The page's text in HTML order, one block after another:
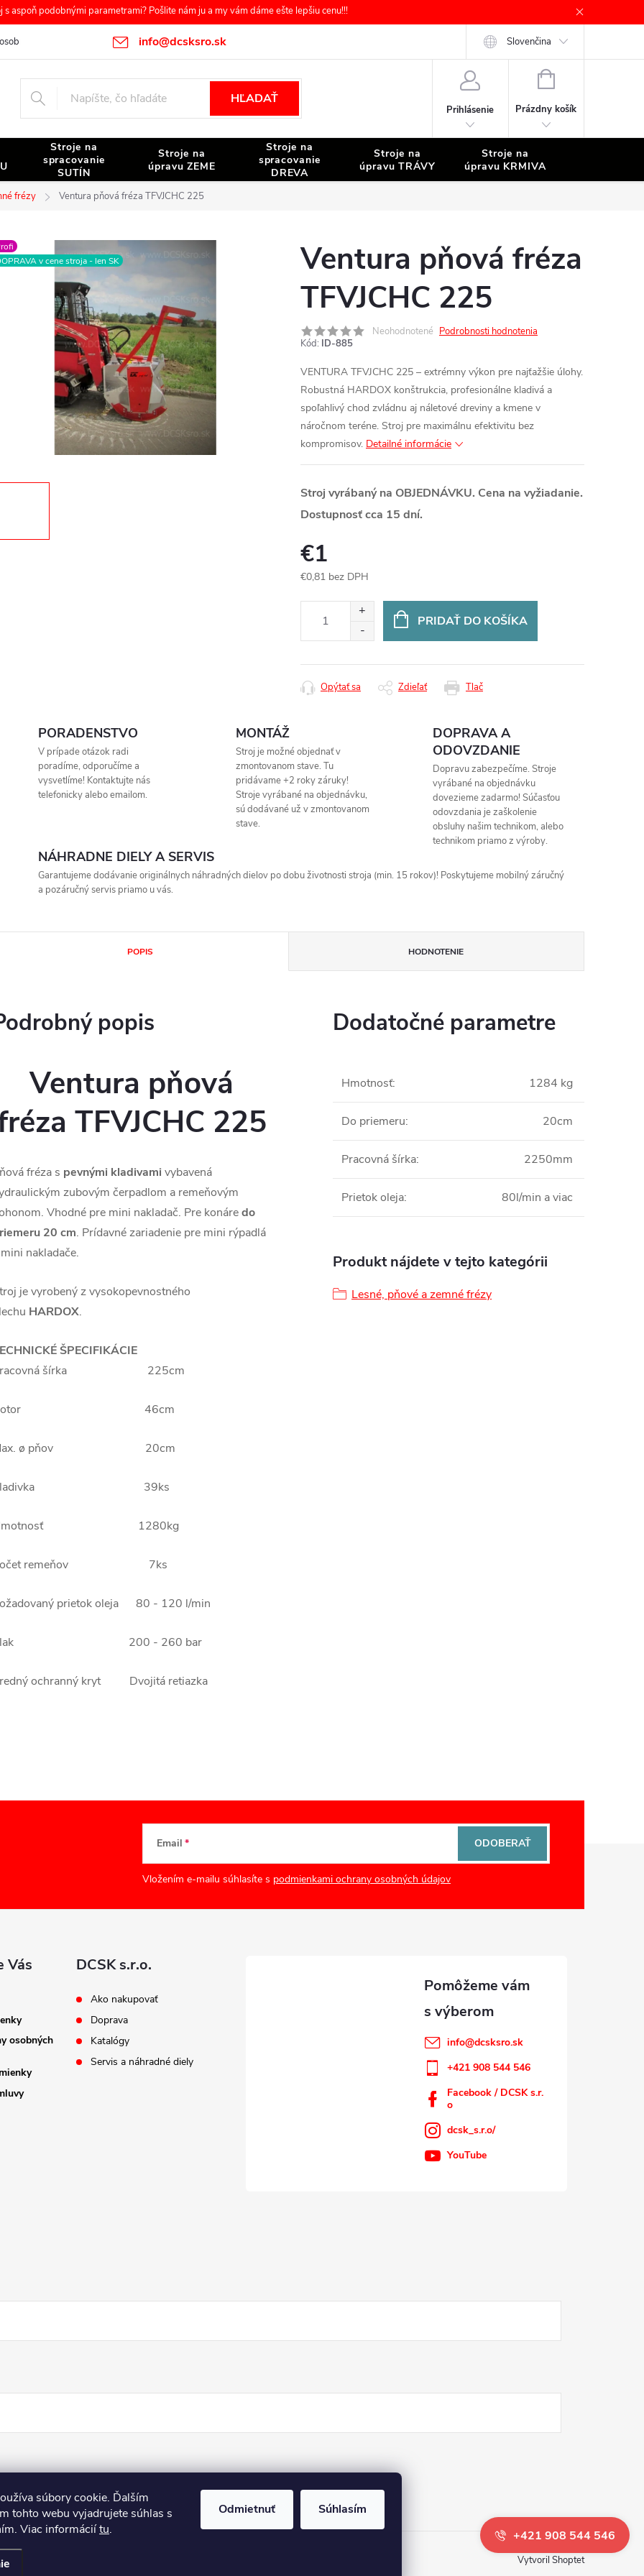
súbory cookie. Ďalším
tohto webu vyjadrujete súhlas s
Viac informáciítu.
Odmietnuť Súhlasím
s aspoň podobnými parametrami? Pošlite nám ju a my vám dáme ešte lepšiu cenu!!!
info@dcsksro.sk
údajov Reklamačné podmienky Odstúpenie od zmluvy Slovenčina
HĽADAŤ
Prihlásenie
NÁKUPNÝ
Prázdny košík
Stroje na
spracovanie
SUTÍN
Stroje na
úpravu ZEME
Stroje na
spracovanie
DREVA
Stroje na
úpravu TRÁVY
Stroje na
úpravu KRMIVA
frézy Ventura pňová fréza TFVJCHC 225
v cene stroja - len SK
Ventura pňová fréza
TFVJCHC 225
Neohodnotené Podrobnosti hodnotenia
Kód: ID-885
VENTURA TFVJCHC 225 – extrémny výkon pre najťažšie úlohy.
Robustná HARDOX konštrukcia, profesionálne kladivá a
spoľahlivý chod zvládnu aj náletové dreviny a kmene v
náročnom teréne. Stroj pre maximálnu efektivitu bez
kompromisov. Detailné informácie
Stroj vyrábaný na OBJEDNÁVKU. Cena na vyžiadanie.
Dostupnosť cca 15 dní.
€1
€0,81 bez DPH
PRIDAŤ DO KOŠÍKA
Tlač
Opýtať sa Zdieľať
PORADENSTVO
V prípade otázok radi
poradíme, odporučíme a
vysvetlíme! Kontaktujte nás
telefonicky alebo emailom.
MONTÁŽ
Stroj je možné objednať v
zmontovanom stave. Tu
pridávame +2 roky záruky!
Stroje vyrábané na objednávku,
sú dodávané už v zmontovanom
stave.
DOPRAVA A
ODOVZDANIE
Dopravu zabezpečíme. Stroje
vyrábané na objednávku
dovezieme zadarmo! Súčasťou
odovzdania je zaškolenie
obsluhy našim technikom, alebo
technikom priamo z výroby.
NÁHRADNE DIELY A SERVIS
Garantujeme dodávanie originálnych náhradných dielov po dobu životnosti stroja (min. 15 rokov)! Poskytujeme mobilný záručný
a pozáručný servis priamo u vás.
POPIS HODNOTENIE
popis
Ventura pňová
TFVJCHC 225
fréza s pevnými kladivami vybavená
zubovým čerpadlom a remeňovým
Vhodné pre mini nakladač. Pre konáredo
20 cm. Prídavné zariadenie pre mini rýpadlá
nakladače.
je vyrobený z vysokopevnostného
HARDOX.
ŠPECIFIKÁCIE
šírka 225cm
46cm
ø pňov 20cm
39ks
1280kg
remeňov 7ks
prietok oleja 80 - 120 l/min
200 - 260 bar
ochranný kryt Dvojitá retiazka
Dodatočné parametre
Hmotnosť: 1284 kg
Do priemeru: 20cm
Pracovná šírka: 2250mm
Prietok oleja: 80l/min a viac
Produkt nájdete v tejto kategórii
Lesné, pňové a zemné frézy
Email
Vložením e-mailu súhlasíte s podmienkami ochrany osobných údajov
ODOBERAŤ
Vás
osobných
DCSK s.r.o.
Ako nakupovať
Doprava
Katalógy
Servis a náhradné diely
info@dcsksro.sk
+421 908 544 546
Facebook / DCSK s.r.
o
dcsk_s.r.o/
YouTube
Vytvoril Shoptet
+421 908 544 546